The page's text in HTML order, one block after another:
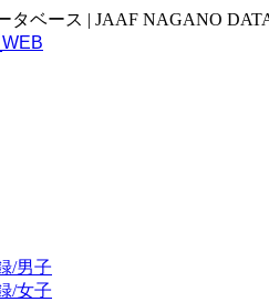
タベース | JAAF NAGANO
/男子
/女子